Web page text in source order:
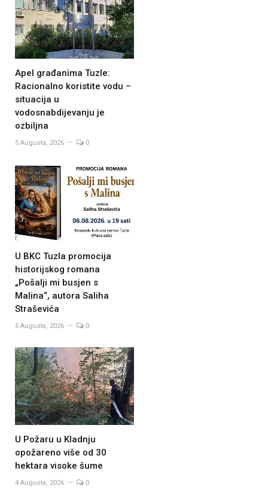
Apel građanima Tuzle:
Racionalno koristite vodu –
situacija u
vodosnabdijevanju je
ozbiljna
5 Augusta, 2026 0
U BKC Tuzla promocija
historijskog romana
„Pošalji mi busjen s
Malina“, autora Saliha
Straševića
5 Augusta, 2026 0
U Požaru u Kladnju
opožareno više od 30
hektara visoke šume
4 Augusta, 2026 0